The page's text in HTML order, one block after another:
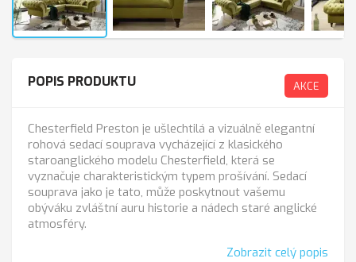
POPIS PRODUKTU AKCE
Chesterfield Preston je ušlechtilá a vizuálně elegantní
rohová sedací souprava vycházející z klasického
staroanglického modelu Chesterfield, která se
vyznačuje charakteristickým typem prošívání. Sedací
souprava jako je tato, může poskytnout vašemu
obýváku zvláštní auru historie a nádech staré anglické
atmosféry.
Zobrazit celý popis